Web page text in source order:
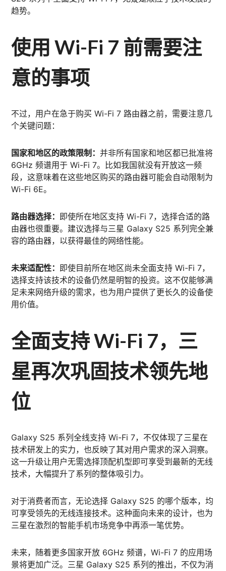
趋势。
使用 Wi-Fi 7 前需要注
意的事项
不过，用户在急于购买 Wi-Fi 7 路由器之前，需要注意几
个关键问题：
国家和地区的政策限制：并非所有国家和地区都已批准将
6GHz 频谱用于 Wi-Fi 7。比如我国就没有开放这一频
段，这意味着在这些地区购买的路由器可能会自动限制为
Wi-Fi 6E。
路由器选择： 即使所在地区支持 Wi-Fi 7，选择合适的路
由器也很重要。建议选择与三星 Galaxy S25 系列完全兼
容的路由器，以获得最佳的网络性能。
未来适配性： 即使目前所在地区尚未全面支持 Wi-Fi 7，
选择支持该技术的设备仍然是明智的投资。这不仅能够满
足未来网络升级的需求，也为用户提供了更长久的设备使
用价值。
全面支持 Wi-Fi 7，三
星再次巩固技术领先地
位
Galaxy S25 系列全线支持 Wi-Fi 7，不仅体现了三星在
技术研发上的实力，也反映了其对用户需求的深入洞察。
这一升级让用户无需选择顶配机型即可享受到最新的无线
技术，大幅提升了系列的整体吸引力。
对于消费者而言，无论选择 Galaxy S25 的哪个版本，均
可享受领先的无线连接技术。这种面向未来的设计，也为
三星在激烈的智能手机市场竞争中再添一笔优势。
未来，随着更多国家开放 6GHz 频谱，Wi-Fi 7 的应用场
景将更加广泛。三星 Galaxy S25 系列的推出，不仅为消